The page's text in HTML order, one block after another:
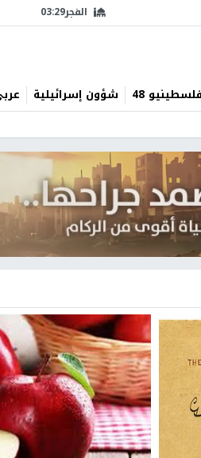
الفجر03:29
فلسطينيو 48 شؤون إسرائيلية